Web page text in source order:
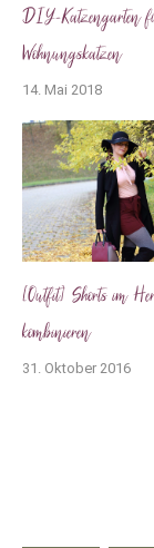
DIY-Katzengarten
Wohnungskatzen
14. Mai 2018
[Outfit] Shorts im
kombinieren
31. Oktober 2016